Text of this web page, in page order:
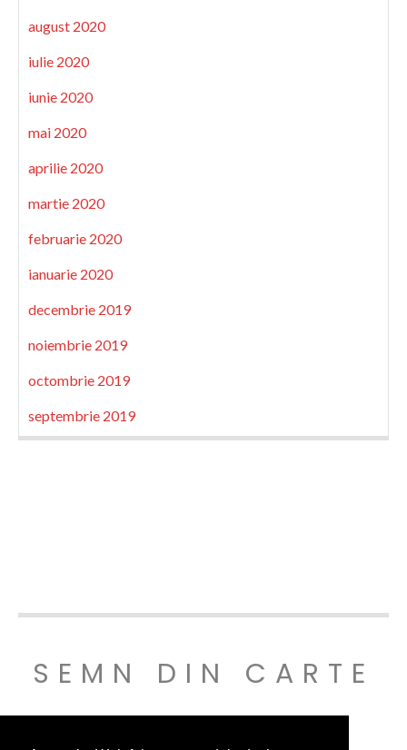
august 2020
iulie 2020
iunie 2020
mai 2020
aprilie 2020
martie 2020
februarie 2020
ianuarie 2020
decembrie 2019
noiembrie 2019
octombrie 2019
septembrie 2019
SEMN DIN CARTE